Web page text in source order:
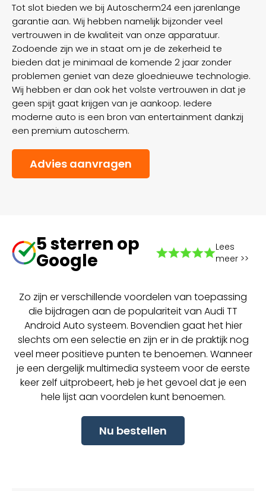
Tot slot bieden we bij Autoscherm24 een jarenlange
garantie aan. Wij hebben namelijk bijzonder veel
vertrouwen in de kwaliteit van onze apparatuur.
Zodoende zijn we in staat om je de zekerheid te
bieden dat je minimaal de komende 2 jaar zonder
problemen geniet van deze gloednieuwe technologie.
Wij hebben er dan ook het volste vertrouwen in dat je
geen spijt gaat krijgen van je aankoop. Iedere
moderne auto is een bron van entertainment dankzij
een premium autoscherm.
Advies aanvragen
5 sterren op
Google
Lees
meer >>
Zo zijn er verschillende voordelen van toepassing
die bijdragen aan de populariteit van Audi TT
Android Auto systeem. Bovendien gaat het hier
slechts om een selectie en zijn er in de praktijk nog
veel meer positieve punten te benoemen. Wanneer
je een dergelijk multimedia systeem voor de eerste
keer zelf uitprobeert, heb je het gevoel dat je een
hele lijst aan voordelen kunt benoemen.
Nu bestellen